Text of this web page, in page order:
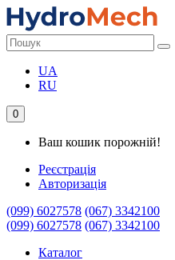
UA
RU
0
Ваш кошик порожній!
Реєстрація
Авторизація
(099) 6027578 (067) 3342100
(099) 6027578 (067) 3342100
Каталог